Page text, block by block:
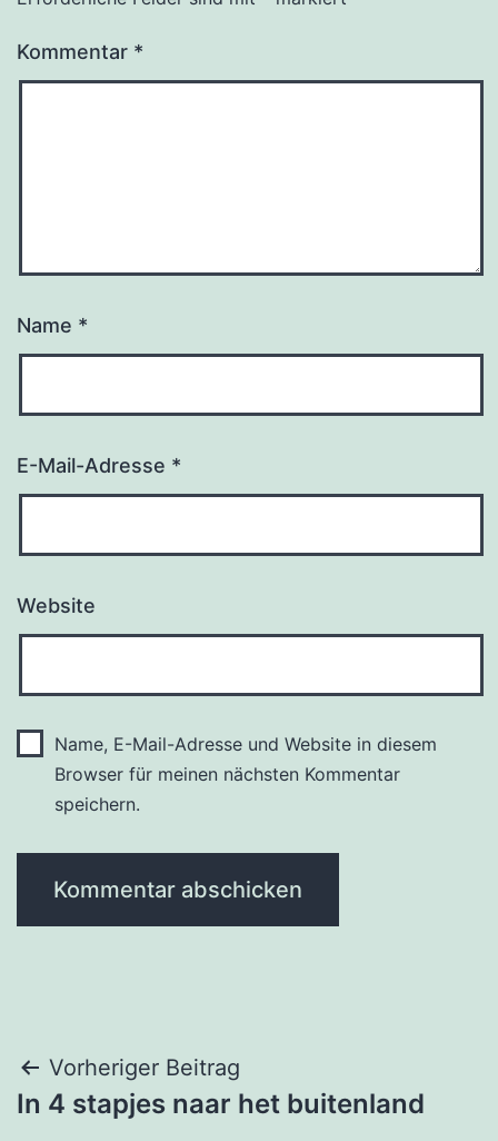
Kommentar *
Name *
E-Mail-Adresse *
Website
Name, E-Mail-Adresse und Website in diesem
Browser für meinen nächsten Kommentar
speichern.
Beitragsnavigation
Vorheriger Beitrag
In 4 stapjes naar het buitenland